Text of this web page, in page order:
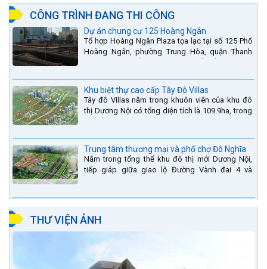
CÔNG TRÌNH ĐANG THI CÔNG
Dự án chung cư 125 Hoàng Ngân
Tổ hợp Hoàng Ngân Plaza tọa lạc tại số 125 Phố
Hoàng Ngân, phường Trung Hòa, quận Thanh
Khu biệt thự cao cấp Tây Đô Villas
Tây đô Villas nằm trong khuôn viên của khu đô
thị Dương Nội có tổng diện tích là 109.9ha, trong
Trung tâm thương mại và phố chợ Đô Nghĩa
Nằm trong tổng thể khu đô thị mới Dương Nội,
tiếp giáp giữa giao lộ Đường Vành đai 4 và
THƯ VIỆN ẢNH